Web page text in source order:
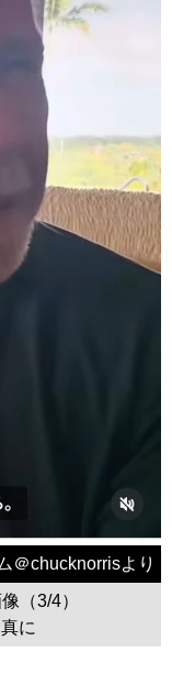
＠chucknorrisより
（3/4）
に